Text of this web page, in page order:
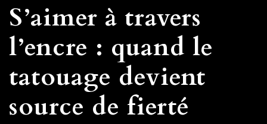
S’aimer à travers
l’encre : quand le
tatouage devient
source de fierté